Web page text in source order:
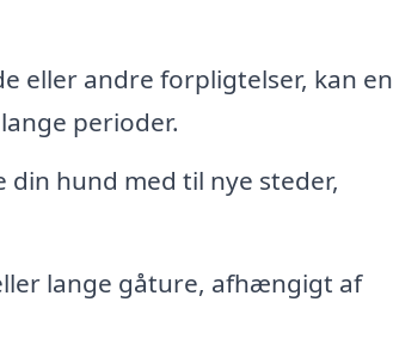
eller andre forpligtelser, kan en
perioder.
hund med til nye steder,
lange gåture, afhængigt af